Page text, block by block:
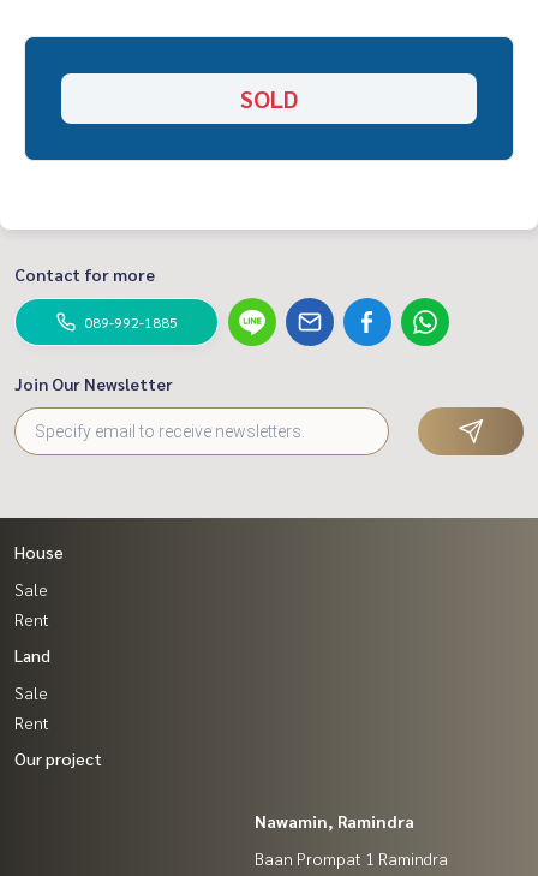
- ถ.อ่อนนุช ถ.ศรีนครินทร์ ถ.ลาดกระบัง ถ.เลียบวงแหวน
- ใกล้สถานีรถไฟฟ้าสายสีชมพู(ในอนาคต)
Email:
#BestPropertyCenter #bestproperty #นายหน้ามืออาชีพ #
นงานอสังหาริมทรัพย์
SOLD
Contact for more
089-992-1885
Join Our Newsletter
House
Sale
Rent
Land
Sale
Rent
Our project
Nawamin, Ramindra
Baan Prompat 1 Ramindra